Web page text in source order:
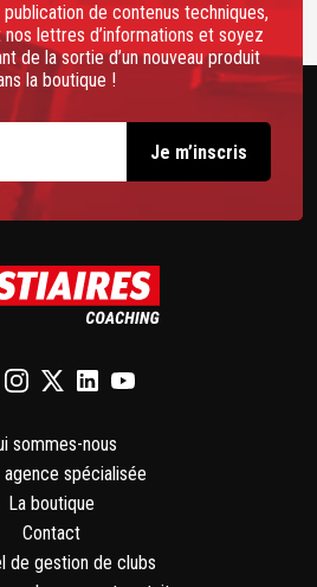
publication de contenus techniques,
lettres d’informations et soyez
de la sortie d’un nouveau produit
la boutique !
sommes-nous
spécialisée
La boutique
Contact
de gestion de clubs